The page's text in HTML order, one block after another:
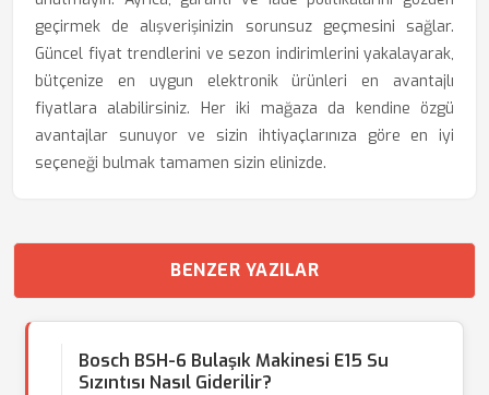
geçirmek de alışverişinizin sorunsuz geçmesini sağlar.
Güncel fiyat trendlerini ve sezon indirimlerini yakalayarak,
bütçenize en uygun elektronik ürünleri en avantajlı
fiyatlara alabilirsiniz. Her iki mağaza da kendine özgü
avantajlar sunuyor ve sizin ihtiyaçlarınıza göre en iyi
seçeneği bulmak tamamen sizin elinizde.
BENZER YAZILAR
Bosch BSH-6 Bulaşık Makinesi E15 Su
Sızıntısı Nasıl Giderilir?